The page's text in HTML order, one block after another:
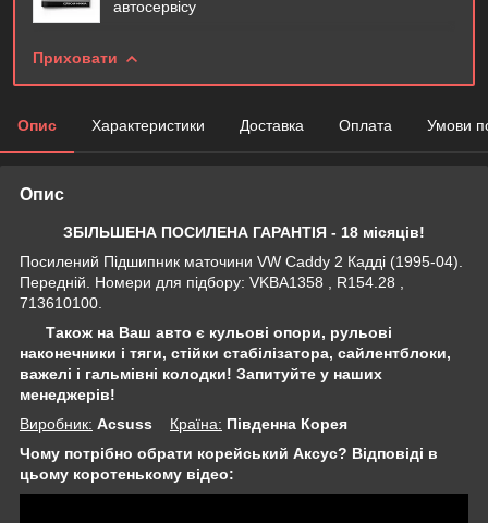
автосервісу
Приховати
Опис Характеристики Доставка Оплата Умови
Опис
ЗБІЛЬШЕНА ПОСИЛЕНА ГАРАНТІЯ - 18 місяців!
Посилений Підшипник маточини VW Caddy 2 Кадді (1995-04).
Передній. Номери для підбору: VKBA1358 , R154.28 ,
713610100.
Також на Ваш авто є кульові опори, рульові
наконечники і тяги, стійки стабілізатора, сайлентблоки,
важелі і гальмівні колодки! Запитуйте у наших
менеджерів!
Виробник: Acsuss Крaїна: Південна Корея
Чому потрібно обрати корейський Аксус? Відповіді в
цьому коротенькому відео: